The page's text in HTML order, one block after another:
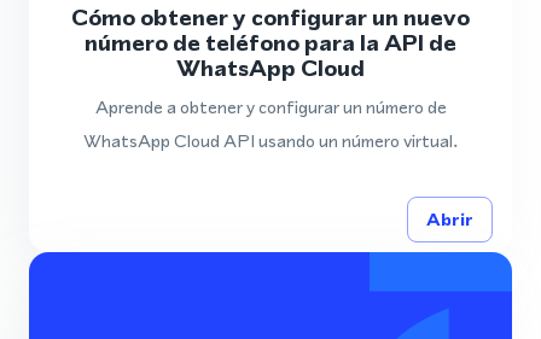
Cómo obtener y configurar un nuevo
número de teléfono para la API de
WhatsApp Cloud
Aprende a obtener y configurar un número de
WhatsApp Cloud API usando un número virtual.
Abrir